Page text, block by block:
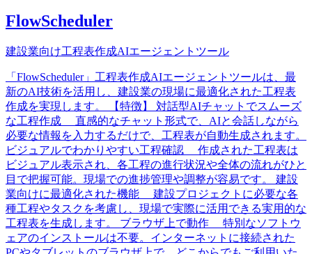
FlowScheduler
建設業向け工程表作成AIエージェントツール
「FlowScheduler」工程表作成AIエージェントツールは、最
新のAI技術を活用し、建設業の現場に最適化された工程表
作成を実現します。 【特徴】 対話型AIチャットでスムーズ
な工程作成 直感的なチャット形式で、AIと会話しながら
必要な情報を入力するだけで、工程表が自動生成されます。
ビジュアルでわかりやすい工程確認 作成された工程表は
ビジュアル表示され、各工程の進行状況や全体の流れがひと
目で把握可能。現場での進捗管理や調整が容易です。 建設
業向けに最適化された機能 建設プロジェクトに必要な各
種工程やタスクを考慮し、現場で実際に活用できる実用的な
工程表を生成します。 ブラウザ上で動作 特別なソフトウ
ェアのインストールは不要。インターネットに接続された